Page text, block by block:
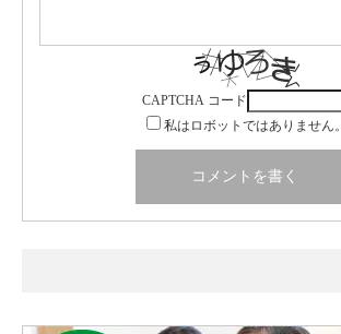
CAPTCHA コード
私はロボットではありません。